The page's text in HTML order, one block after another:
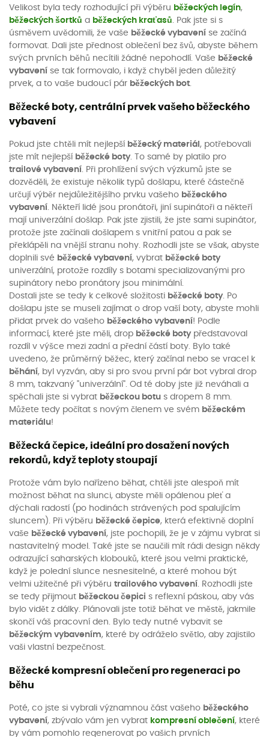
Velikost byla tedy rozhodující při výběru běžeckých legín,
běžeckých šortků a běžeckých kraťasů. Pak jste si s
úsměvem uvědomili, že vaše běžecké vybavení se začíná
formovat. Dali jste přednost oblečení bez švů, abyste během
svých prvních běhů necítili žádné nepohodlí. Vaše běžecké
vybavení se tak formovalo, i když chyběl jeden důležitý
prvek, a to vaše budoucí pár běžeckých bot.
Běžecké boty, centrální prvek vašeho běžeckého
vybavení
Pokud jste chtěli mít nejlepší běžecký materiál , potřebovali
jste mít nejlepší běžecké boty. To samé by platilo pro
trailové vybavení. Při prohlížení svých výzkumů jste se
dozvěděli, že existuje několik typů došlapu, které částečně
určují výběr nejdůležitějšího prvku vašeho běžeckého
vybavení. Někteří lidé jsou pronátoři, jiní supinátoři a někteří
mají univerzální došlap. Pak jste zjistili, že jste sami supinátor,
protože jste začínali došlapem s vnitřní patou a pak se
překlápěli na vnější stranu nohy. Rozhodli jste se však, abyste
doplnili své běžecké vybavení, vybrat běžecké boty
univerzální, protože rozdíly s botami specializovanými pro
supinátory nebo pronátory jsou minimální.
Dostali jste se tedy k celkové složitosti běžecké boty. Po
došlapu jste se museli zajímat o drop vaší boty, abyste mohli
přidat prvek do vašeho běžeckého vybavení! Podle
informací, které jste měli, drop běžecké botypředstavoval
rozdíl v výšce mezi zadní a přední částí boty. Bylo také
uvedeno, že průměrný běžec, který začínal nebo se vracel k
běhání, byl vyzván, aby si pro svou první pár bot vybral drop
8 mm, takzvaný "univerzální". Od té doby jste již neváhali a
spěchali jste si vybrat běžeckou botu s dropem 8 mm.
Můžete tedy počítat s novým členem ve svém běžeckém
materiálu!
Běžecká čepice, ideální pro dosažení nových
rekordů, když teploty stoupají
Protože vám bylo nařízeno běhat, chtěli jste alespoň mít
možnost běhat na slunci, abyste měli opálenou pleť a
dýchali radostí (po hodinách strávených pod spalujícím
sluncem). Při výběru běžecké čepice, která efektivně doplní
vaše běžecké vybavení, jste pochopili, že je v zájmu vybrat si
nastavitelný model. Také jste se naučili mít rádi design někdy
odrazující saharských klobouků, které jsou velmi praktické,
když je polední slunce nesnesitelné, a které mohou být
velmi užitečné při výběru trailového vybavení. Rozhodli jste
se tedy přijmout běžeckou čepici s reflexní páskou, aby vás
bylo vidět z dálky. Plánovali jste totiž běhat ve městě, jakmile
skončí váš pracovní den. Bylo tedy nutné vybavit se
běžeckým vybavením, které by odráželo světlo, aby zajistilo
vaši vlastní bezpečnost.
Běžecké kompresní oblečení pro regeneraci po
běhu
Poté, co jste si vybrali významnou část vašeho běžeckého
vybavení, zbývalo vám jen vybrat kompresní oblečení, které
by vám pomohlo regenerovat po vašich prvních